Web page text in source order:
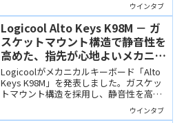
ウインタブ
Logicool Alto Keys K98M － ガ
スケットマウント構造で静音性を
高めた、指先が心地よいメカニカ
ルキーボード
Logicoolがメカニカルキーボード「Alto
Keys K98M」を発表しました。ガスケッ
トマウント構造を採用し、静音性を高め
た設計が特徴で「コトコト」と心地よい
ウインタブ